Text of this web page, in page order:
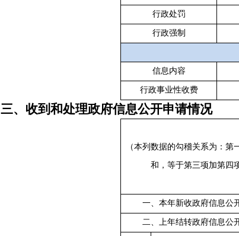
行政处罚
行政强制
信息内容
行政事业性收费
三、收到和处理政府信息公开申请情况
（本列数据的勾稽关系为：第
和，等于第三项加第四
一、本年新收政府信息公
二、上年结转政府信息公